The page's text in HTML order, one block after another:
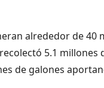
alrededor de
5.1
de galones